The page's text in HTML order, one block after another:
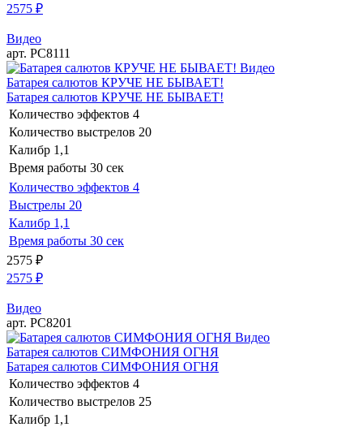
2575 ₽
Видео
арт. РС8111
Видео
Батарея салютов КРУЧЕ НЕ БЫВАЕТ!
Батарея салютов КРУЧЕ НЕ БЫВАЕТ!
Количество эффектов 4
Количество выстрелов 20
Калибр 1,1
Время работы 30 сек
Количество эффектов 4
Выстрелы 20
Калибр 1,1
Время работы 30 сек
2575 ₽
2575 ₽
Видео
арт. РС8201
Видео
Батарея салютов СИМФОНИЯ ОГНЯ
Батарея салютов СИМФОНИЯ ОГНЯ
Количество эффектов 4
Количество выстрелов 25
Калибр 1,1